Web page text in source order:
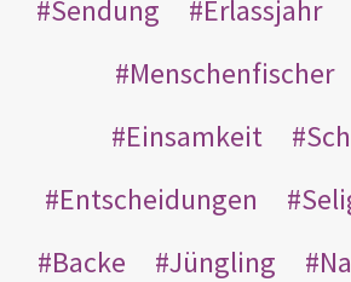
Sendung
Erlassjahr
Menschenfischer
Einsamkeit
Entscheidungen
Backe
Jüngling